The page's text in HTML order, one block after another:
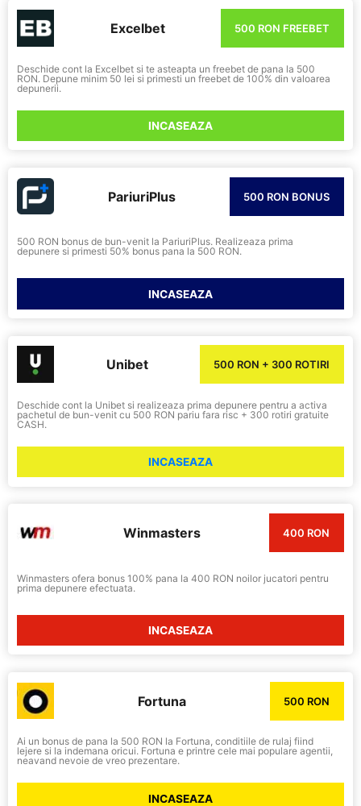
Excelbet 500 RON FREEBET
Deschide cont la Excelbet si te asteapta un freebet de pana la 500
RON. Depune minim 50 lei si primesti un freebet de 100% din valoarea
depunerii.
INCASEAZA
PariuriPlus 500 RON BONUS
500 RON bonus de bun-venit la PariuriPlus. Realizeaza prima
depunere si primesti 50% bonus pana la 500 RON.
INCASEAZA
Unibet 500 RON + 300 ROTIRI
Deschide cont la Unibet si realizeaza prima depunere pentru a activa
pachetul de bun-venit cu 500 RON pariu fara risc + 300 rotiri gratuite
CASH.
INCASEAZA
Winmasters 400 RON
Winmasters ofera bonus 100% pana la 400 RON noilor jucatori pentru
prima depunere efectuata.
INCASEAZA
Fortuna 500 RON
Ai un bonus de pana la 500 RON la Fortuna, conditiile de rulaj fiind
lejere si la indemana oricui. Fortuna e printre cele mai populare agentii,
neavand nevoie de vreo prezentare.
INCASEAZA